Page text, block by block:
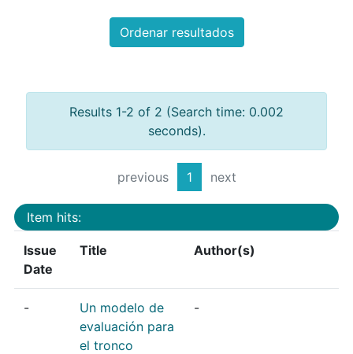
Ordenar resultados
Results 1-2 of 2 (Search time: 0.002
seconds).
previous 1 next
Item hits:
Issue
Date
Title Author(s)
-
Un modelo de
evaluación para
el tronco
-